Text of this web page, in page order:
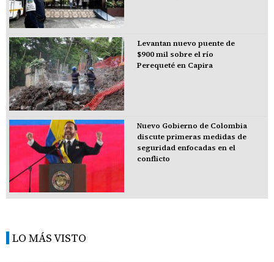
Levantan nuevo puente de
$900 mil sobre el río
Perequeté en Capira
Nuevo Gobierno de Colombia
discute primeras medidas de
seguridad enfocadas en el
conflicto
LO MÁS VISTO